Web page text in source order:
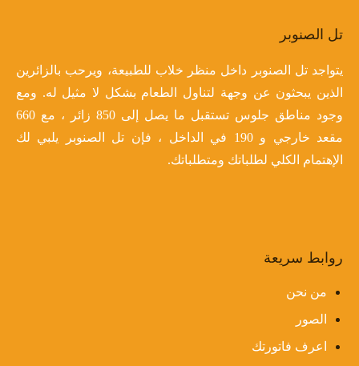
تل الصنوبر
يتواجد تل الصنوبر داخل منظر خلاب للطبيعة، ويرحب بالزائرين
الذين يبحثون عن وجهة لتناول الطعام بشكل لا مثيل له. ومع
وجود مناطق جلوس تستقبل ما يصل إلى 850 زائر ، مع 660
مقعد خارجي و 190 في الداخل ، فإن تل الصنوبر يلبي لك
الإهتمام الكلي لطلباتك ومتطلباتك.
روابط سريعة
من نحن
الصور
اعرف فاتورتك